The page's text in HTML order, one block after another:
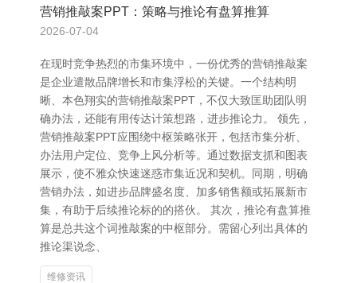
营销推敲案PPT：策略与推论有盘算推算
2026-07-04
在现时竞争热烈的市集环境中，一份优秀的营销推敲案
是企业遣散品牌增长和市集浮松的关键。一个结构明
晰、本色翔实的营销推敲案PPT，不仅大致匡助团队明
确办法，还能有用传达计策想路，进步推论力。 领先，
营销推敲案PPT应围绕中枢策略张开，包括市集分析、
办法用户定位、竞争上风分析等。通过数据支抓和图表
展示，使不雅众快速迷惑市集近况和契机。同期，明确
营销办法，如进步品牌盛名度、加多销售额或拓展新市
集，有助于后续推论标的的搭伙。 其次，推论有盘算推
算是总共这个词推敲案的中枢部分。需留心列出具体的
推论渠说念、
维修资讯